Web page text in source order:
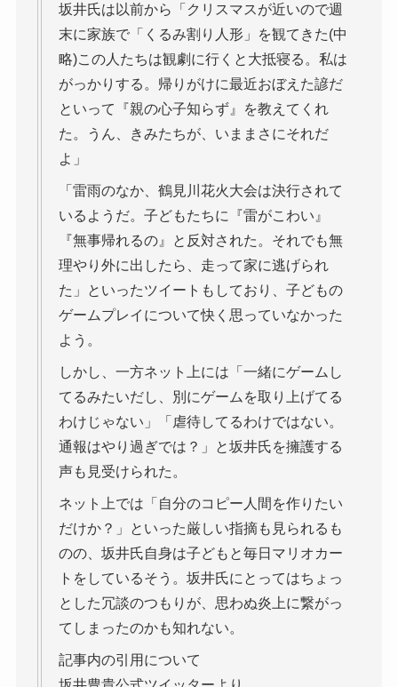
坂井氏は以前から「クリスマスが近いので週
末に家族で「くるみ割り人形」を観てきた(中
略)この人たちは観劇に行くと大抵寝る。私は
がっかりする。帰りがけに最近おぼえた諺だ
といって『親の心子知らず』を教えてくれ
た。うん、きみたちが、いままさにそれだ
よ」
「雷雨のなか、鶴見川花火大会は決行されて
いるようだ。子どもたちに『雷がこわい』
『無事帰れるの』と反対された。それでも無
理やり外に出したら、走って家に逃げられ
た」といったツイートもしており、子どもの
ゲームプレイについて快く思っていなかった
よう。
しかし、一方ネット上には「一緒にゲームし
てるみたいだし、別にゲームを取り上げてる
わけじゃない」「虐待してるわけではない。
通報はやり過ぎでは？」と坂井氏を擁護する
声も見受けられた。
ネット上では「自分のコピー人間を作りたい
だけか？」といった厳しい指摘も見られるも
のの、坂井氏自身は子どもと毎日マリオカー
トをしているそう。坂井氏にとってはちょっ
とした冗談のつもりが、思わぬ炎上に繋がっ
てしまったのかも知れない。
記事内の引用について